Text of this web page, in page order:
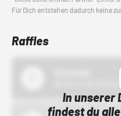
Für Dich entstehen dadurch keine
Raffles
In unserer
findest du alle